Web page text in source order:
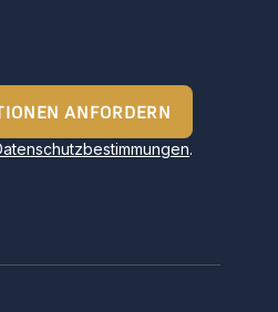
ANFORDERN
.